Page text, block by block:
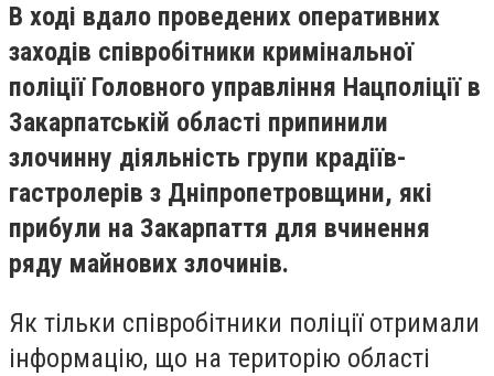
В ході вдало проведених оперативних
заходів співробітники кримінальної
поліції Головного управління Нацполіції в
Закарпатській області припинили
злочинну діяльність групи крадіїв-
гастролерів з Дніпропетровщини, які
прибули на Закарпаття для вчинення
ряду майнових злочинів.
Як тільки співробітники поліції отримали
інформацію, що на територію області